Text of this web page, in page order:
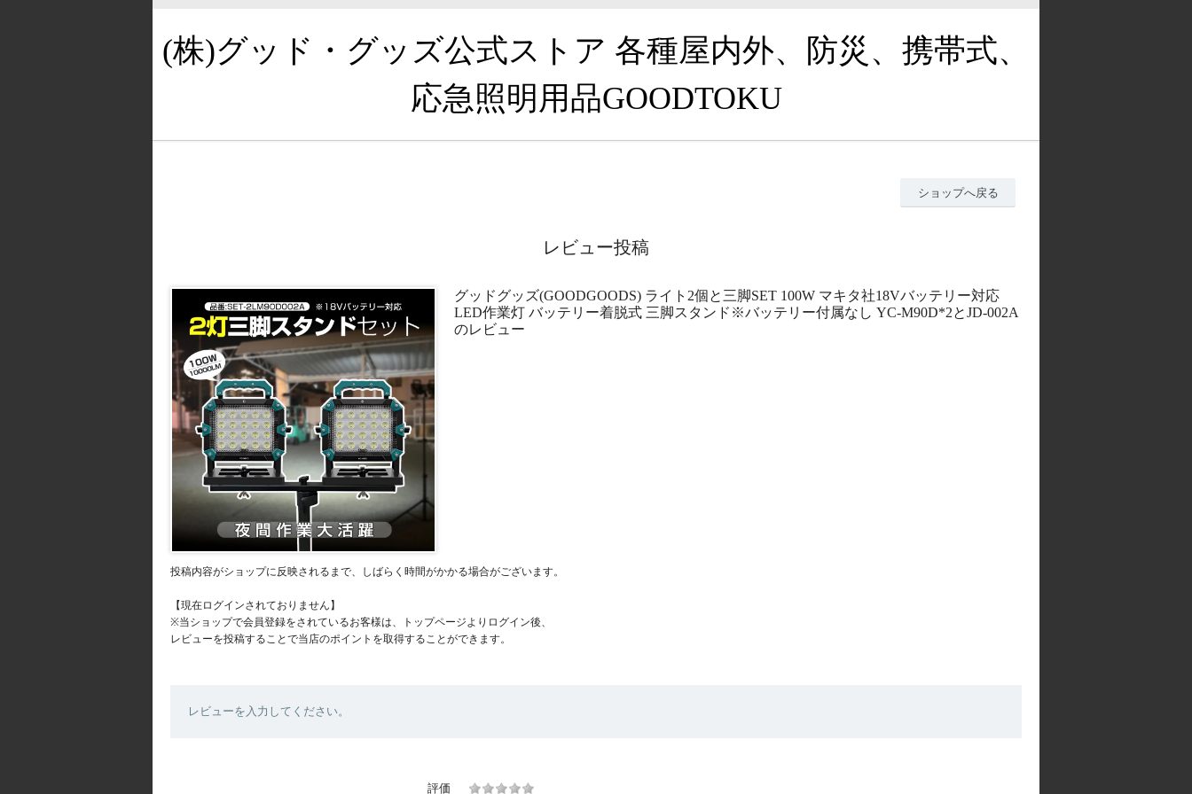
(株)グッド・グッズ公式ストア 各種屋内外、防災、携帯式、
応急照明用品GOODTOKU
ショップへ戻る
レビュー投稿
グッドグッズ(GOODGOODS) ライト2個と三脚SET 100W マキタ社18Vバッテリー対応
LED作業灯 バッテリー着脱式 三脚スタンド※バッテリー付属なし YC-M90D*2とJD-002A
のレビュー
投稿内容がショップに反映されるまで、しばらく時間がかかる場合がございます。
【現在ログインされておりません】
※当ショップで会員登録をされているお客様は、トップページよりログイン後、
レビューを投稿することで当店のポイントを取得することができます。
レビューを入力してください。
評価